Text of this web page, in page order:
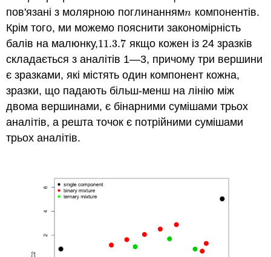
пов'язані з молярною поглинаннямn
n компонентів.
Крім того, ми можемо пояснити закономірність
балів на малюнку,11.3.7
11.3.7 якщо кожен із 24 зразків
складається з аналітів 1—3, причому три вершини
є зразками, які містять один компонент кожна,
зразки, що падають більш-менш на лінію між
двома вершинами, є бінарними сумішами трьох
аналітів, а решта точок є потрійними сумішами
трьох аналітів.